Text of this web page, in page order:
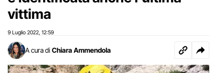
vittima
9 Luglio 2022 12:59
A cura di Chiara Ammendola